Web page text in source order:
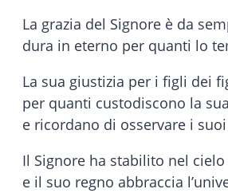
La grazia del Signore è da
dura in eterno per quanti lo
La sua giustizia per i figli dei
per quanti custodiscono la
e ricordano di osservare i
Il Signore ha stabilito nel
e il suo regno abbraccia